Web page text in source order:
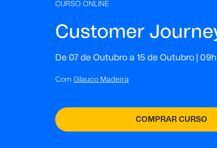
CURSO ONLINE
Customer
De 07 de Outubro a 15 de Outubro |
Com Glauco Madeira
COMPRAR CURSO